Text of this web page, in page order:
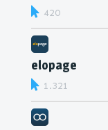
420
elopage
1.321